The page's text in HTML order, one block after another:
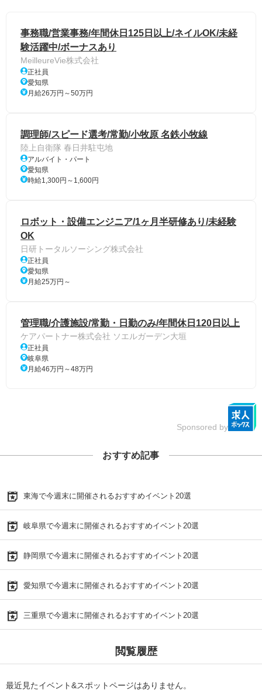
事務職/営業事務/年間休日125日以上/ネイルOK/未経
験活躍中/ボーナスあり
MeilleureVie株式会社
正社員
愛知県
月給26万円～50万円
調理師/スピード選考/常勤/小牧原 名鉄小牧線
陸上自衛隊 春日井駐屯地
アルバイト・パート
愛知県
時給1,300円～1,600円
ロボット・設備エンジニア/1ヶ月半研修あり/未経験
OK
日研トータルソーシング株式会社
正社員
愛知県
月給25万円～
管理職/介護施設/常勤・日勤のみ/年間休日120日以上
ケアパートナー株式会社 ソエルガーデン大垣
正社員
岐阜県
月給46万円～48万円
Sponsored by
おすすめ記事
東海で今週末に開催されるおすすめイベント20選
岐阜県で今週末に開催されるおすすめイベント20選
静岡県で今週末に開催されるおすすめイベント20選
愛知県で今週末に開催されるおすすめイベント20選
三重県で今週末に開催されるおすすめイベント20選
閲覧履歴
最近見たイベント&スポットページはありません。